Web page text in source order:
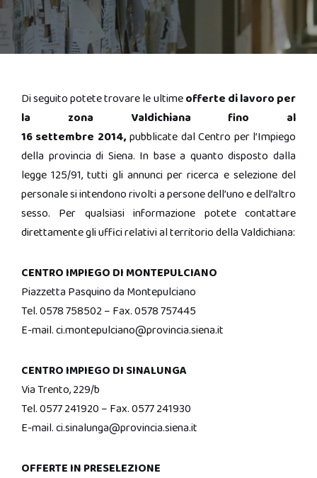
Di seguito potete trovare le ultimeofferte di lavoro per
la zona Valdichiana fino al
16 settembre 2014, pubblicate dal Centro per l’Impiego
della provincia di Siena. In base a quanto disposto dalla
legge 125/91, tutti gli annunci per ricerca e selezione del
personale si intendono rivolti a persone dell’uno e dell’altro
sesso. Per qualsiasi informazione potete contattare
direttamente gli uffici relativi al territorio della Valdichiana:
CENTRO IMPIEGO DI MONTEPULCIANO
Piazzetta Pasquino da Montepulciano
Tel. 0578 758502 – Fax. 0578 757445
E-mail. ci.montepulciano@provincia.siena.it
CENTRO IMPIEGO DI SINALUNGA
Via Trento, 229/b
Tel. 0577 241920 – Fax. 0577 241930
E-mail. ci.sinalunga@provincia.siena.it
OFFERTE IN PRESELEZIONE